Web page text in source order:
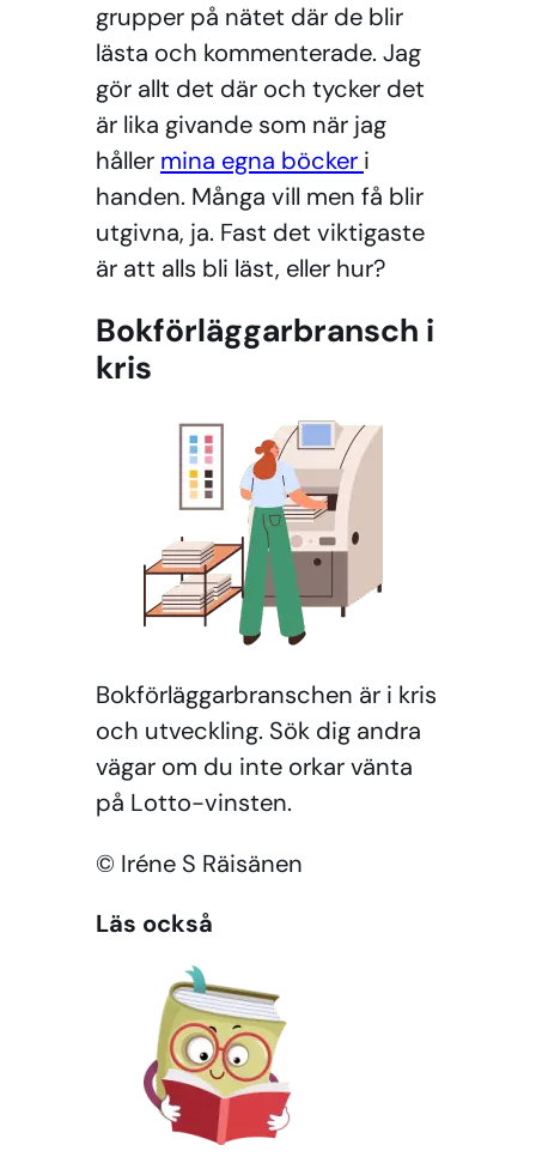
grupper på nätet där de blir
lästa och kommenterade. Jag
gör allt det där och tycker det
är lika givande som när jag
håller mina egna böcker i
handen. Många vill men få blir
utgivna, ja. Fast det viktigaste
är att alls bli läst, eller hur?
Bokförläggarbransch i
kris
Bokförläggarbranschen är i kris
och utveckling. Sök dig andra
vägar om du inte orkar vänta
på Lotto-vinsten.
© Iréne S Räisänen
Läs också